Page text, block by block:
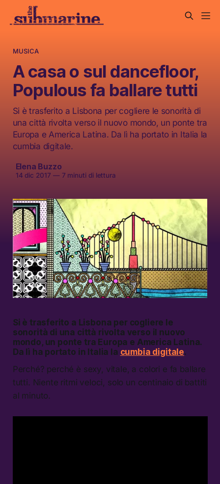
MUSICA
A casa o sul dancefloor,
Populous fa ballare tutti
Si è trasferito a Lisbona per cogliere le sonorità di
una città rivolta verso il nuovo mondo, un ponte tra
Europa e America Latina. Da lì ha portato in Italia la
cumbia digitale.
Elena Buzzo
14 dic 2017 —7 minuti di lettura
Si è trasferito a Lisbona per cogliere le
sonorità di una città rivolta verso il nuovo
mondo, un ponte tra Europa e America Latina.
Da lì ha portato in Italia la cumbia digitale.
Perché? perché è sexy, vitale, a colori e fa ballare
tutti. Niente ritmi veloci, solo un centinaio di battiti
al minuto.